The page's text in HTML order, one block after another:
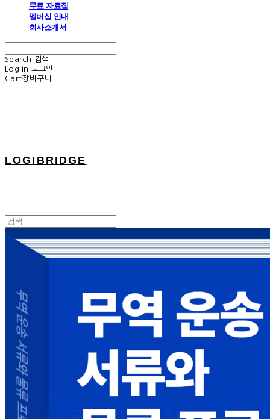
무료 자료집
멤버십 안내
회사소개서
Search
검색
Log In 로그인
Cart장바구니
LOGIBRIDGE